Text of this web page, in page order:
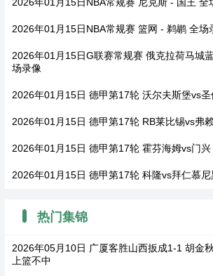
2026年01月15日NBA常规赛 篮网 - 鹈鹕 全场
2026年01月15日G联赛常规赛 俄克拉荷马城
场录像
2026年01月15日 德甲第17轮 沃尔夫斯堡vs
2026年01月15日 德甲第17轮 RB莱比锡vs弗
2026年01月15日 德甲第17轮 霍芬海姆vs门兴
2026年01月15日 德甲第17轮 科隆vs拜仁慕
热门集锦
2026年05月10日 广厦客胜山西扳成1-1 胡金
上篮不中